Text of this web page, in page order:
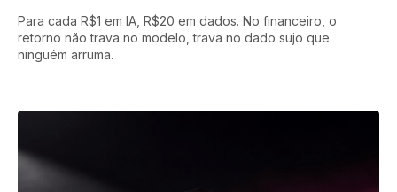
Para cada R$1 em IA, R$20 em dados. No financeiro, o
retorno não trava no modelo, trava no dado sujo que
ninguém arruma.